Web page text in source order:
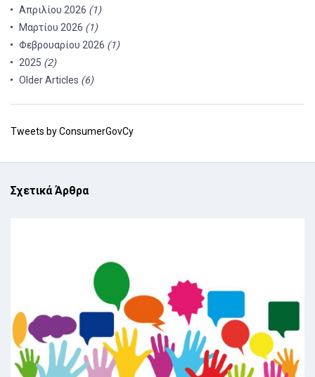
Απριλίου 2026 (1)
Μαρτίου 2026 (1)
Φεβρουαρίου 2026 (1)
2025 (2)
Older Articles (6)
Tweets by ConsumerGovCy
Σχετικά Άρθρα